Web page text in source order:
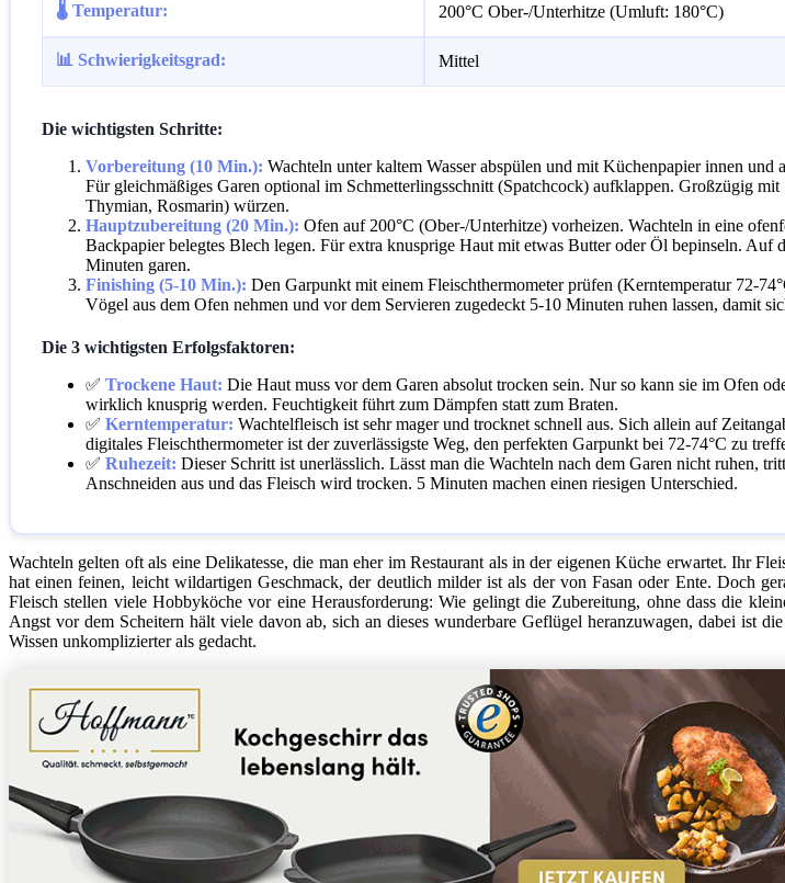
🌡️ Temperatur: 200°C Ober-/Unterhitze (Umluft: 180°C)
📊 Schwierigkeitsgrad: Mittel
Die wichtigsten Schritte:
Vorbereitung (10 Min.): Wachteln unter kaltem Wasser abspülen und mit Küchenpapier innen und
Für gleichmäßiges Garen optional im Schmetterlingsschnitt (Spatchcock) aufklappen. Großzügig
Thymian, Rosmarin) würzen.
Hauptzubereitung (20 Min.): Ofen auf 200°C (Ober-/Unterhitze) vorheizen. Wachteln in eine
Backpapier belegtes Blech legen. Für extra knusprige Haut mit etwas Butter oder Öl bepinseln. Auf
Minuten garen.
Finishing (5-10 Min.): Den Garpunkt mit einem Fleischthermometer prüfen (Kerntemperatur 72-
Vögel aus dem Ofen nehmen und vor dem Servieren zugedeckt 5-10 Minuten ruhen lassen, damit
Die 3 wichtigsten Erfolgsfaktoren:
✅ Trockene Haut: Die Haut muss vor dem Garen absolut trocken sein. Nur so kann sie im Ofen
wirklich knusprig werden. Feuchtigkeit führt zum Dämpfen statt zum Braten.
✅ Kerntemperatur: Wachtelfleisch ist sehr mager und trocknet schnell aus. Sich allein auf
digitales Fleischthermometer ist der zuverlässigste Weg, den perfekten Garpunkt bei 72-74°C zu
✅ Ruhezeit: Dieser Schritt ist unerlässlich. Lässt man die Wachteln nach dem Garen nicht ruhen,
Anschneiden aus und das Fleisch wird trocken. 5 Minuten machen einen riesigen Unterschied.
Wachteln gelten oft als eine Delikatesse, die man eher im Restaurant als in der eigenen Küche erwartet. Ihr
hat einen feinen, leicht wildartigen Geschmack, der deutlich milder ist als der von Fasan oder Ente. Doch
Fleisch stellen viele Hobbyköche vor eine Herausforderung: Wie gelingt die Zubereitung, ohne dass die
Angst vor dem Scheitern hält viele davon ab, sich an dieses wunderbare Geflügel heranzuwagen, dabei ist
Wissen unkomplizierter als gedacht.